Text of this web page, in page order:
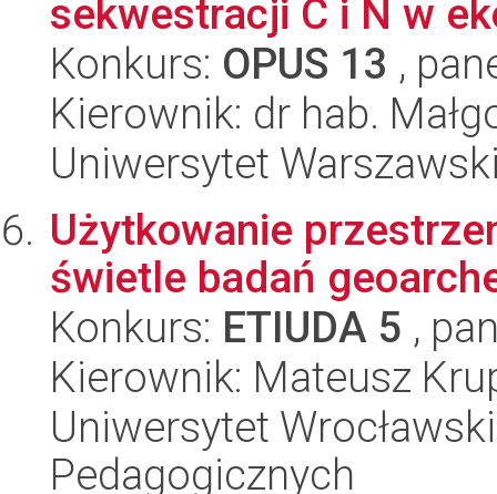
sekwestracji C i N w
Konkurs: OPUS 13 ,
Kierownik: dr hab.
Uniwersytet
Użytkowanie
świetle badań
Konkurs: ETIUDA 5 ,
Kierownik: Mateusz
Uniwersytet
Pedagogicznych